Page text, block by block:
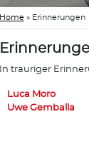
Home » Erinnerungen
In trauriger
Luca Moro
Uwe Gemballa